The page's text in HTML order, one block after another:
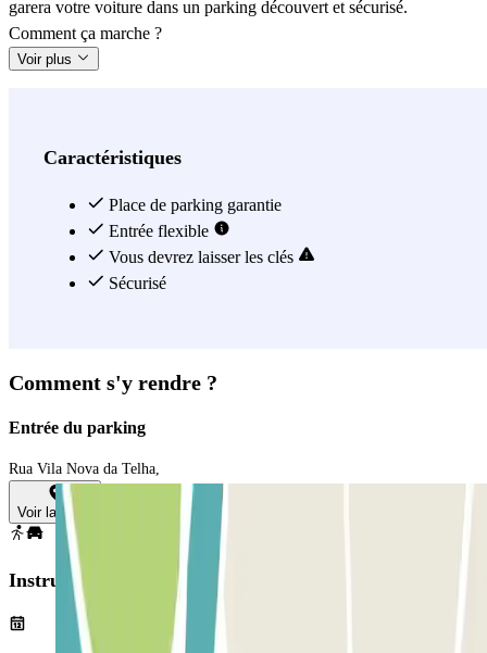
garera votre voiture dans un parking découvert et sécurisé.
Comment ça marche ?
Voir plus
Caractéristiques
Place de parking garantie
Entrée flexible
Vous devrez laisser les clés
Sécurisé
Comment s'y rendre ?
Entrée du parking
Rua Vila Nova da Telha,
Voir la carte
Instructions